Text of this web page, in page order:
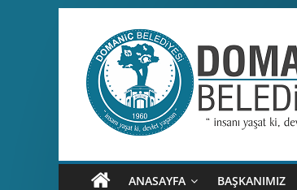
content
Domaniç
Belediyesi
T.C.
ANASAYFA BAŞKANIMIZ